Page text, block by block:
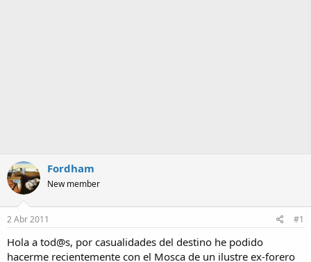
Fordham
New member
2 Abr 2011 #1
Hola a tod@s, por casualidades del destino he podido
hacerme recientemente con el Mosca de un ilustre ex-forero